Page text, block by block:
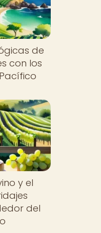
de
con los
y el
del